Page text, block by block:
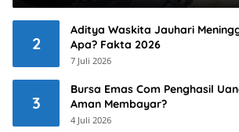
2
Aditya Waskita Jauhari
Apa? Fakta 2026
7 Juli 2026
3
Bursa Emas Com Penghasil
Aman Membayar?
4 Juli 2026